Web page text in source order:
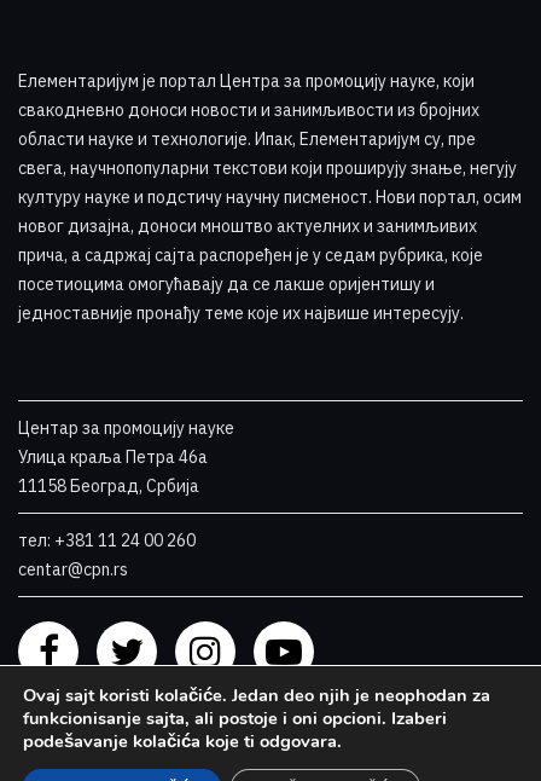
Елементаријум је портал Центра за промоцију науке, који
свакодневно доноси новости и занимљивости из бројних
области науке и технологије. Ипак, Елементаријум су, пре
свега, научнопопуларни текстови који проширују знање, негују
културу науке и подстичу научну писменост. Нови портал, осим
новог дизајна, доноси мноштво актуелних и занимљивих
прича, а садржај сајта распоређен је у седам рубрика, које
посетиоцима омогућавају да се лакше оријентишу и
једноставније пронађу теме које их највише интересују.
Центар за промоцију науке
Улица краља Петра 46a
11158 Београд, Србија
тел: +381 11 24 00 260
centar@cpn.rs
Ovaj sajt koristi kolačiće. Jedan deo njih je neophodan za
funkcionisanje sajta, ali postoje i oni opcioni. Izaberi
podešavanje kolačića koje ti odgovara.